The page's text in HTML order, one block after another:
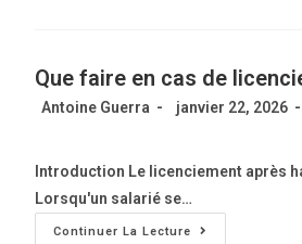
Que faire en cas de
Antoine Guerra janvier 22, 2026
Introduction Le licenciement après
Lorsqu'un salarié se…
Continuer La Lecture